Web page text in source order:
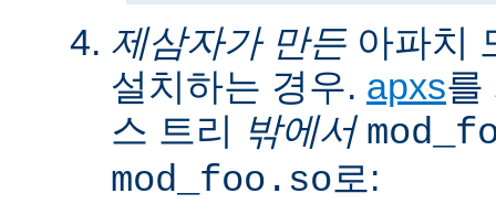
제삼자가 만든아파치
설치하는 경우. apxs를
스 트리 밖에서
mod_foo.so로: